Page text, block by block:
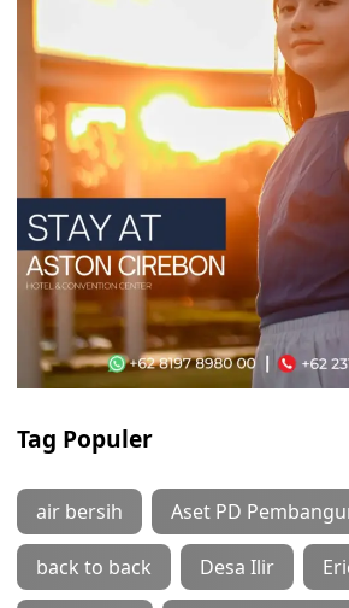
Tag Populer
air bersih Aset PD
back to back Desa Ilir